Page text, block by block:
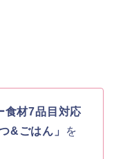
食材7品目対応
&ごはん」
を